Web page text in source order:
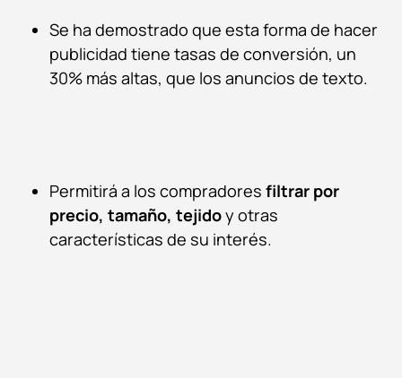
Se ha demostrado que esta forma de hacer
publicidad tiene tasas de conversión, un
30% más altas, que los anuncios de texto.
Permitirá a los compradores filtrar por
precio, tamaño, tejidoy otras
características de su interés.